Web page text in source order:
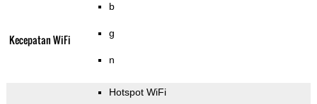
Kecepatan WiFi
b
g
n
Hotspot WiFi